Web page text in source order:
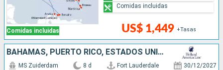
Comidas incluidas US$ 1,449 +Tasas
Comidas incluidas
BAHAMAS, PUERTO RICO, ESTADOS UNIDOS
MS Zuiderdam 8 d Fort Lauderdale 30/12/2027